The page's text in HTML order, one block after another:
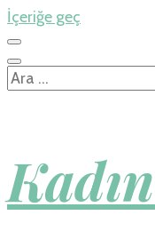
İçeriğe geç
Arama: